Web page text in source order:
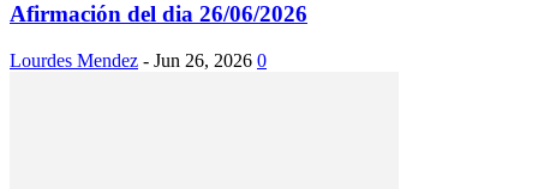
Afirmación del dia 26/06/2026
Lourdes Mendez - Jun 26, 2026 0